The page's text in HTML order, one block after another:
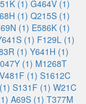
(1) G464V (1)
(1) Q215S (1)
(1) E586K (1)
(1) F129L (1)
(1) Y641H (1)
(1) M1268T
V481F (1) S1612C
S131F (1) W21C
A69S (1) T377M